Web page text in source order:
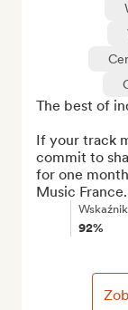
The best of
If your track
commit to
for one
Music
92%